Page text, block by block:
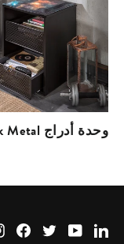
Dark Metal وحدة أدراج
InstagramFacebookTwitter